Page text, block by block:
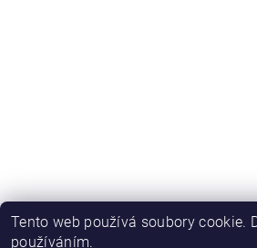
Tento web používá soubory cookie.
používáním.